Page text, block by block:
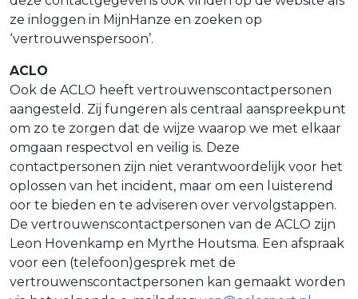
ze inloggen in MijnHanze en zoeken op
‘vertrouwenspersoon’.
ACLO
Ook de ACLO heeft vertrouwenscontactpersonen
aangesteld. Zij fungeren als centraal aanspreekpunt
om zo te zorgen dat de wijze waarop we met elkaar
omgaan respectvol en veilig is. Deze
contactpersonen zijn niet verantwoordelijk voor het
oplossen van het incident, maar om een luisterend
oor te bieden en te adviseren over vervolgstappen.
De vertrouwenscontactpersonen van de ACLO zijn
Leon Hovenkamp en Myrthe Houtsma. Een afspraak
voor een (telefoon)gesprek met de
vertrouwenscontactpersonen kan gemaakt worden